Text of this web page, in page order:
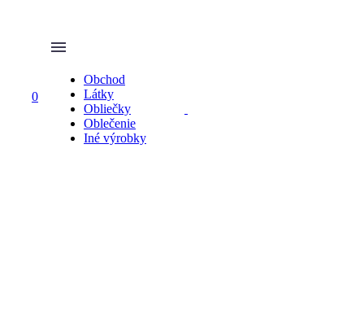
Obchod
Látky
Obliečky
Oblečenie
Iné výrobky
0